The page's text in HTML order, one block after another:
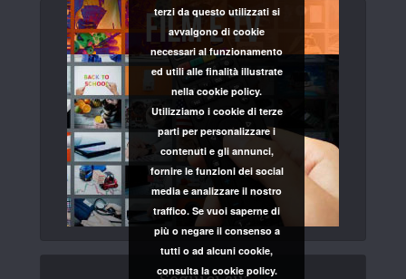
terzi da questo utilizzati si
avvalgono di cookie
necessari al funzionamento
ed utili alle finalità illustrate
nella cookie policy.
Utilizziamo i cookie di terze
parti per personalizzare i
contenuti e gli annunci,
fornire le funzioni dei social
media e analizzare il nostro
traffico. Se vuoi saperne di
più o negare il consenso a
tutti o ad alcuni cookie,
consulta la cookie policy.